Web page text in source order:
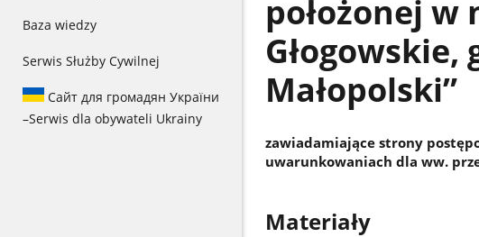
Baza wiedzy
Serwis Służby Cywilnej
Сайт для громадян України
–Serwis dla obywateli Ukrainy
położonej w
Głogowskie,
Małopolski”
zawiadamiające strony
uwarunkowaniach dla ww.
Materiały